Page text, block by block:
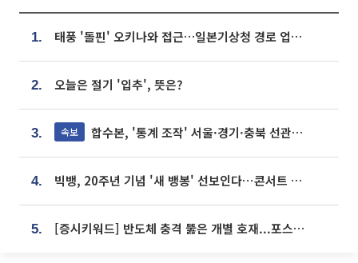
1. 태풍 '돌핀' 오키나와 접근…일본기상청 경로 업데이트
2. 오늘은 절기 '입추', 뜻은?
3. 속보 합수본, '통계 조작' 서울·경기·충북 선관위 등 추가 압수수색
4. 빅뱅, 20주년 기념 '새 뱅봉' 선보인다⋯콘서트 앞두고 팝업 개최
5. [증시키워드] 반도체 충격 뚫은 개별 호재...포스코퓨처엠·에코프로·한화솔루션 '눈길'